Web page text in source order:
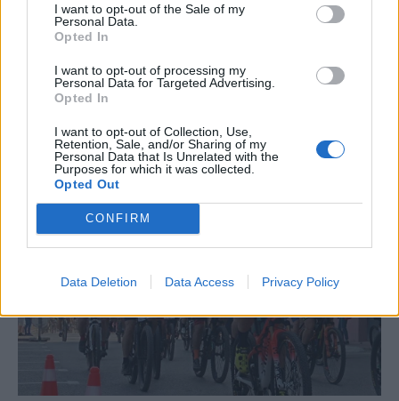
I want to opt-out of the Sale of my
Personal Data.
Opted In
I want to opt-out of processing my
Personal Data for Targeted Advertising.
Opted In
I want to opt-out of Collection, Use,
Retention, Sale, and/or Sharing of my
Personal Data that Is Unrelated with the
Purposes for which it was collected.
Opted Out
CONFIRM
Data Deletion Data Access Privacy Policy
La Cursa de l’Aldea segona d’etiqueta d’or de la
Running Sèries Terres de l’Ebre
09 maig 2026